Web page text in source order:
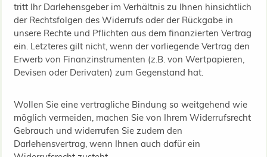
tritt Ihr Darlehensgeber im Verhältnis zu Ihnen hinsichtlich
der Rechtsfolgen des Widerrufs oder der Rückgabe in
unsere Rechte und Pflichten aus dem finanzierten Vertrag
ein. Letzteres gilt nicht, wenn der vorliegende Vertrag den
Erwerb von Finanzinstrumenten (z.B. von Wertpapieren,
Devisen oder Derivaten) zum Gegenstand hat.
Wollen Sie eine vertragliche Bindung so weitgehend wie
möglich vermeiden, machen Sie von Ihrem Widerrufsrecht
Gebrauch und widerrufen Sie zudem den
Darlehensvertrag, wenn Ihnen auch dafür ein